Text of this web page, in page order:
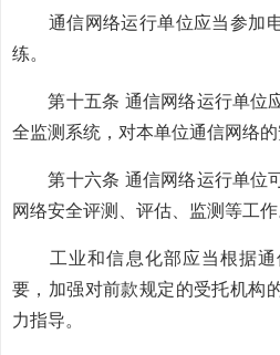
通信网络运行单位应当参加电
练。
第十五条 通信网络运行单位
全监测系统，对本单位通信网络的
第十六条 通信网络运行单位
网络安全评测、评估、监测等工作
工业和信息化部应当根据通
要，加强对前款规定的受托机构
力指导。